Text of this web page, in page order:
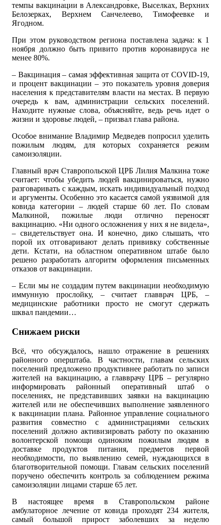
темпы вакцинации в Александровке, Выселках, Верхних
Белозерках, Верхнем Санчелеево, Тимофеевке и
Ягодном.
При этом руководством региона поставлена задача: к 1
ноября должно быть привито против коронавируса не
менее 80%.
– Вакцинация – самая эффективная защита от COVID-19,
и процент вакцинации – это показатель уровня доверия
населения к представителям власти на местах. В первую
очередь к вам, администрации сельских поселений.
Находите нужные слова, объясняйте, ведь речь идет о
жизни и здоровье людей, – призвал глава района.
Особое внимание Владимир Медведев попросил уделить
пожилым людям, для которых сохраняется режим
самоизоляции.
Главный врач Ставропольской ЦРБ Лилия Малкина тоже
считает: чтобы убедить людей вакцинироваться, нужно
разговаривать с каждым, искать индивидуальный подход
и аргументы. Особенно это касается самой уязвимой для
ковида категории – людей старше 60 лет. По словам
Малкиной, пожилые люди отлично переносят
вакцинацию. «Ни одного осложнения у них я не видела»,
– свидетельствует она. И конечно, дико слышать, что
порой их отговаривают делать прививку собственные
дети. Кстати, на областном оперативном штабе было
решено разработать алгоритм оформления письменных
отказов от вакцинации.
– Если мы не создадим путем вакцинации необходимую
иммунную прослойку, – считает главврач ЦРБ, –
медицинские работники просто не смогут сдержать
шквал пандемии…
Снижаем риски
Всё, что обсуждалось, нашло отражение в решениях
районного оперштаба. В частности, главам сельских
поселений предложено продуктивнее работать по записи
жителей на вакцинацию, а главврачу ЦРБ – регулярно
информировать районный оперативный штаб о
поселениях, не представивших заявки на вакцинацию
жителей или не обеспечивших выполнение заявленного
к вакцинации плана. Районное управление социального
развития совместно с администрациями сельских
поселений должно активизировать работу по оказанию
волонтерской помощи одиноким пожилым людям в
доставке продуктов питания, предметов первой
необходимости, по выявлению семей, нуждающихся в
благотворительной помощи. Главам сельских поселений
поручено обеспечить контроль за соблюдением режима
самоизоляции лицами старше 65 лет.
В настоящее время в Ставропольском районе
амбулаторное лечение от ковида проходят 234 жителя,
самый большой прирост заболевших за неделю